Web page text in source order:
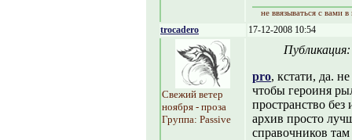
не ввязываться с вами
trocadero 17-12-2008 10:54
Свежий ветер
ноября - проза
Группа: Passive
pro, кстати, да.
чтобы героиня
пространство без
архив просто
справочников